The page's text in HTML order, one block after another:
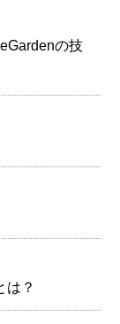
の技
は？